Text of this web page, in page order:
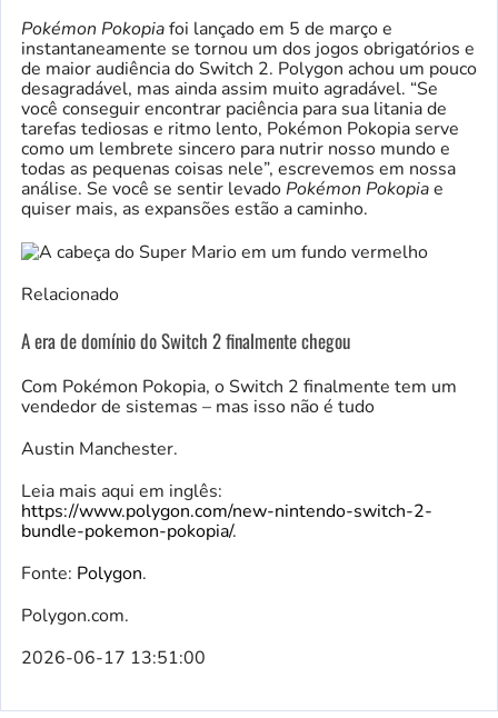
Pokémon Pokopiafoi lançado em 5 de março e
instantaneamente se tornou um dos jogos obrigatórios e
de maior audiência do Switch 2. Polygon achou um pouco
desagradável, mas ainda assim muito agradável. “Se
você conseguir encontrar paciência para sua litania de
tarefas tediosas e ritmo lento, Pokémon Pokopia serve
como um lembrete sincero para nutrir nosso mundo e
todas as pequenas coisas nele”, escrevemos em nossa
análise. Se você se sentir levado Pokémon Pokopiae
quiser mais, as expansões estão a caminho.
Relacionado
A era de domínio do Switch 2 finalmente chegou
Com Pokémon Pokopia, o Switch 2 finalmente tem um
vendedor de sistemas – mas isso não é tudo
Austin Manchester.
Leia mais aqui em inglês:
https://www.polygon.com/new-nintendo-switch-2-
bundle-pokemon-pokopia/.
Fonte: Polygon.
Polygon.com.
2026-06-17 13:51:00